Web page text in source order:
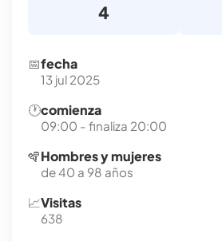
4
📅fecha
13 jul 2025
🕐comienza
09:00 - finaliza 20:00
🪇Hombres y mujeres
de 40 a 98 años
📈Visitas
638